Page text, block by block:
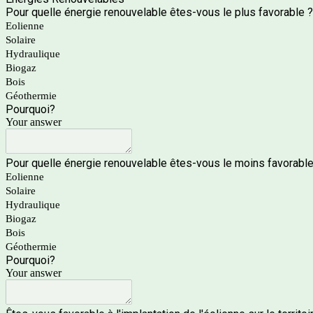
Pour quelle énergie renouvelable êtes-vous le plus favorable ?
Eolienne
Solaire
Hydraulique
Biogaz
Bois
Géothermie
Pourquoi?
Your answer
Pour quelle énergie renouvelable êtes-vous le moins
Eolienne
Solaire
Hydraulique
Biogaz
Bois
Géothermie
Pourquoi?
Your answer